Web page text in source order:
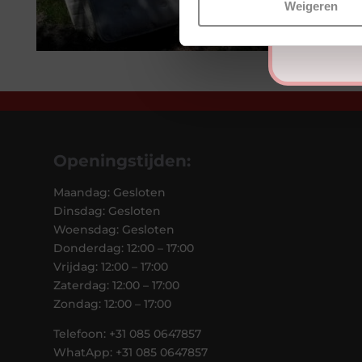
Weigeren
Openingstijden:
Maandag: Gesloten
Dinsdag: Gesloten
Woensdag: Gesloten
Donderdag: 12:00 – 17:00
Vrijdag: 12:00 – 17:00
Zaterdag: 12:00 – 17:00
Zondag: 12:00 – 17:00
Telefoon: +31 085 0647857
WhatApp: +31 085 0647857